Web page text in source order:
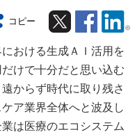
コピー Twitter Facebook
おける生成ＡＩ活用を
けで十分だと思い込む
からず時代に取り残さ
ア業界全体へと波及し
は医療のエコシステム